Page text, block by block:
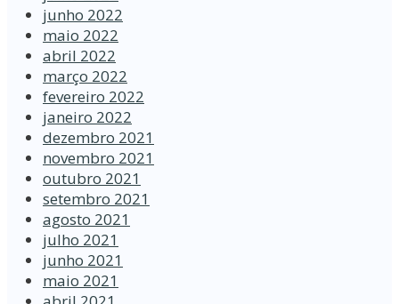
junho 2022
maio 2022
abril 2022
março 2022
fevereiro 2022
janeiro 2022
dezembro 2021
novembro 2021
outubro 2021
setembro 2021
agosto 2021
julho 2021
junho 2021
maio 2021